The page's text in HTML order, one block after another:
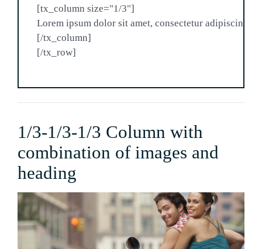
[tx_column size="1/3"]
Lorem ipsum dolor sit amet, consectetur adipiscing
[/tx_column]
1/3-1/3-1/3 Column with
combination of images and
heading